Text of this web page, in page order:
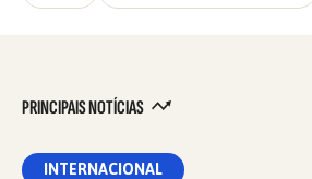
PRINCIPAIS NOTÍCIAS
INTERNACIONAL